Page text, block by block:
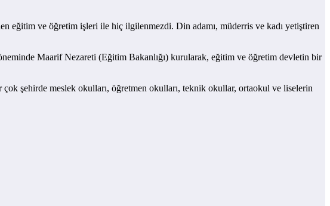
eğitim ve öğretim işleri ile hiç ilgilenmezdi. Din adamı, müderris ve kadı yetiştiren
Maarif Nezareti (Eğitim Bakanlığı) kurularak, eğitim ve öğretim devletin bir
şehirde meslek okulları, öğretmen okulları, teknik okullar, ortaokul ve liselerin